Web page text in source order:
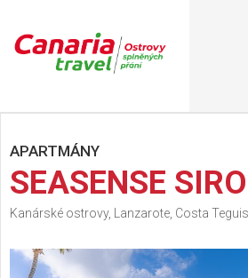
APARTMÁNY
SEASENSE
Kanárské ostrovy, Lanzarote, Costa